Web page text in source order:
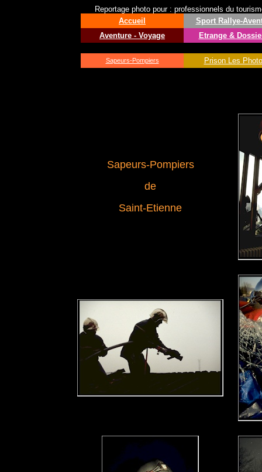
Reportage photo pour : professionnels du
Accueil
Aventure - Voyage
Sport Rallye-
Etrange &
Sapeurs-Pompiers Prison Les
Sapeurs-Pompiers
de
Saint-Etienne